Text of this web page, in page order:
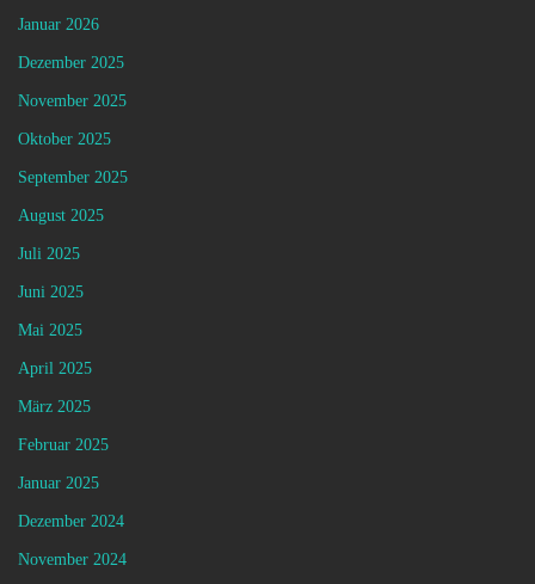
Januar 2026
Dezember 2025
November 2025
Oktober 2025
September 2025
August 2025
Juli 2025
Juni 2025
Mai 2025
April 2025
März 2025
Februar 2025
Januar 2025
Dezember 2024
November 2024